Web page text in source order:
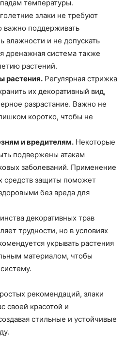
температуры.
злаки не требуют
важно поддерживать
влажности и не допускать
дренажная система также
растений.
растения. Регулярная стрижка
их декоративный вид,
разрастание. Важно не
коротко, чтобы не
и вредителям. Некоторые
подвержены атакам
заболеваний. Применение
средств защиты поможет
без вреда для
декоративных трав
трудности, но в условиях
укрывать растения
материалом, чтобы
рекомендаций, злаки
своей красотой и
стильные и устойчивые